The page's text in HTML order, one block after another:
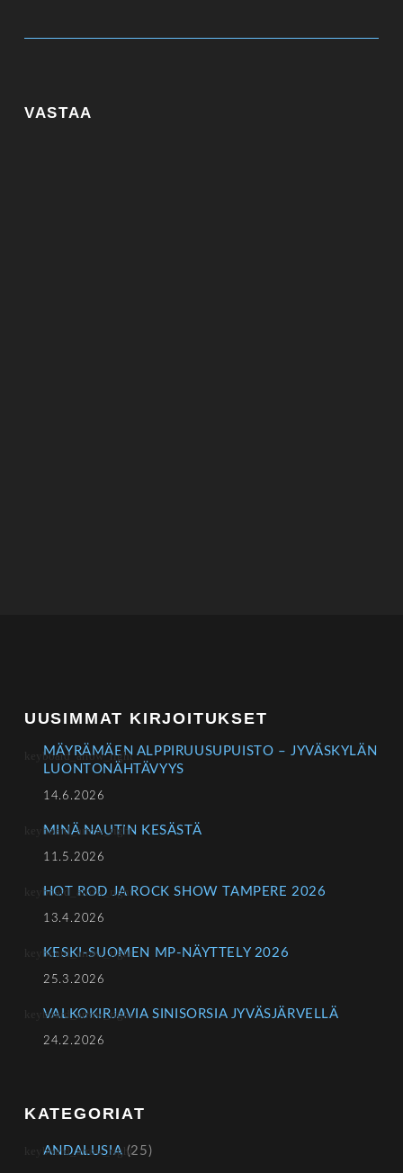
VASTAA
UUSIMMAT KIRJOITUKSET
MÄYRÄMÄEN ALPPIRUUSUPUISTO – JYVÄSKYLÄN
LUONTONÄHTÄVYYS
14.6.2026
MINÄ NAUTIN KESÄSTÄ
11.5.2026
HOT ROD JA ROCK SHOW TAMPERE 2026
13.4.2026
KESKI-SUOMEN MP-NÄYTTELY 2026
25.3.2026
VALKOKIRJAVIA SINISORSIA JYVÄSJÄRVELLÄ
24.2.2026
KATEGORIAT
ANDALUSIA (25)